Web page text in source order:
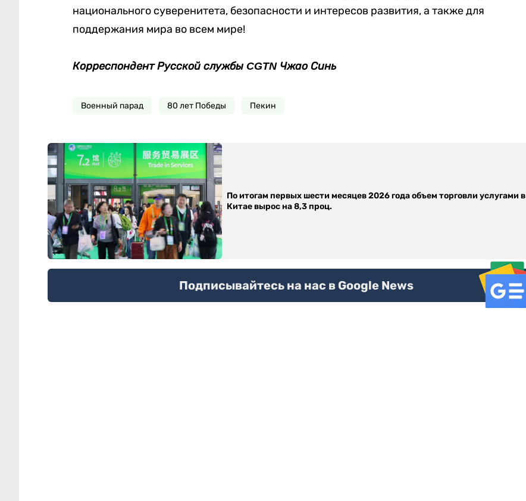
национального суверенитета, безопасности и интересов развития, а также для
поддержания мира во всем мире!
Корреспондент Русской службы CGTN Чжао Синь
Военный парад 80 лет Победы Пекин
По итогам первых шести месяцев 2026 года объем торговли услугами в
Китае вырос на 8,3 проц.
Подписывайтесь на нас в Google News